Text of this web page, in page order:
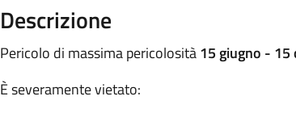
Descrizione
Pericolo di massima pericolosità15 giugno -
È severamente vietato: